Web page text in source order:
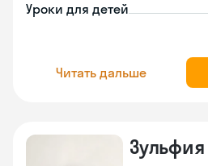
Уроки для детей
Читать дальше
Зульфия